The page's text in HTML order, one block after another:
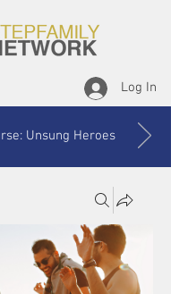
Log In
Unsung Heroes